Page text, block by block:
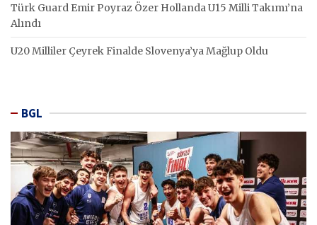
Türk Guard Emir Poyraz Özer Hollanda U15 Milli Takımı’na
Alındı
U20 Milliler Çeyrek Finalde Slovenya’ya Mağlup Oldu
BGL